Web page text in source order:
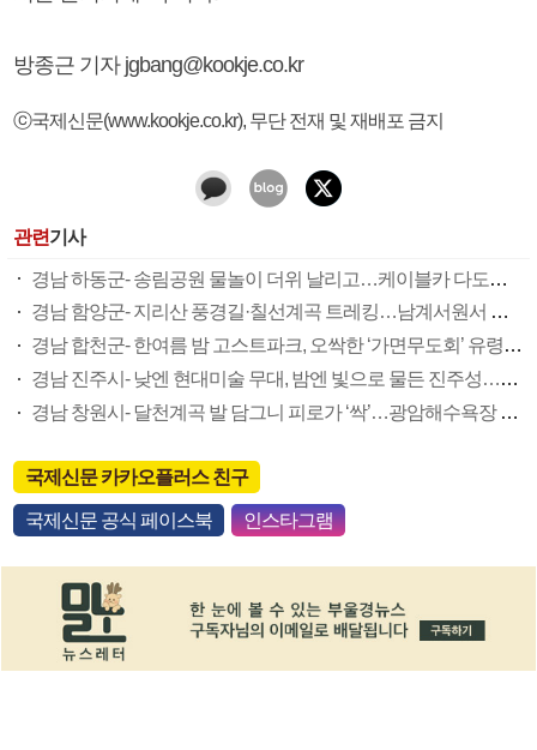
방종근 기자 jgbang@kookje.co.kr
ⓒ국제신문(www.kookje.co.kr), 무단 전재 및 재배포 금지
관련기사
경남 하동군- 송림공원 물놀이 더위 날리고…케이블카 다도해 한눈에 즐기고
경남 함양군- 지리산 풍경길·칠선계곡 트레킹…남계서원서 선비문화 체험도
경남 합천군- 한여름 밤 고스트파크, 오싹한 ‘가면무도회’ 유령사냥 해볼까
경남 진주시- 낮엔 현대미술 무대, 밤엔 빛으로 물든 진주성…예술 향기 가득
경남 창원시- 달천계곡 발 담그니 피로가 ‘싹’…광암해수욕장 가족 피서 성지
국제신문 카카오플러스 친구
국제신문 공식 페이스북 인스타그램